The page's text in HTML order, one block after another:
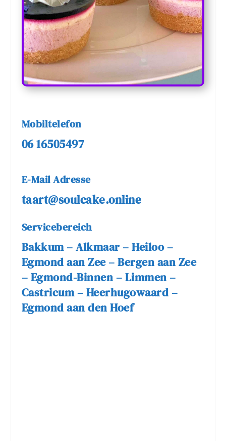
Mobiltelefon
06 16505497
E-Mail Adresse
taart@soulcake.online
Servicebereich
Bakkum – Alkmaar – Heiloo –
Egmond aan Zee – Bergen aan Zee
– Egmond-Binnen – Limmen –
Castricum – Heerhugowaard –
Egmond aan den Hoef